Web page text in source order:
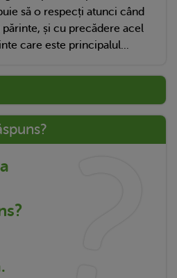
să o respecți atunci când
părinte, și cu precădere acel
care este principalul...